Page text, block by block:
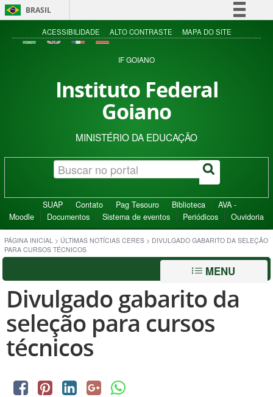
BRASIL
Simplifique!
Acesso à informação
ACESSIBILIDADE ALTO CONTRASTE MAPA DO SITE
IF GOIANO
Instituto Federal
Goiano
MINISTÉRIO DA EDUCAÇÃO
SUAP Contato Pag Tesouro Biblioteca
AVA -
Moodle
Documentos Sistema de eventos Periódicos Ouvidoria
PÁGINA INICIAL > ÚLTIMAS NOTÍCIAS CERES > DIVULGADO GABARITO DA SELEÇÃO
PARA CURSOS TÉCNICOS
MENU
Divulgado gabarito da
seleção para cursos
técnicos